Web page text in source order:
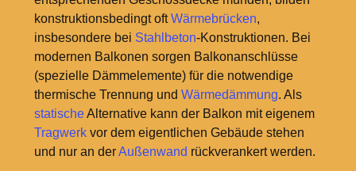
konstruktionsbedingt oftWärmebrücken,
insbesondere bei Stahlbeton-Konstruktionen. Bei
modernen Balkonen sorgen Balkonanschlüsse
(spezielle Dämmelemente) für die notwendige
thermische Trennung und Wärmedämmung. Als
statischeAlternative kann der Balkon mit eigenem
Tragwerkvor dem eigentlichen Gebäude stehen
und nur an derAußenwand rückverankert werden.